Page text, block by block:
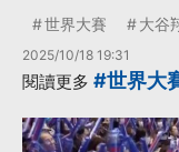
世界大賽 大谷
2025/10/18 19:31
閱讀更多 #世界大